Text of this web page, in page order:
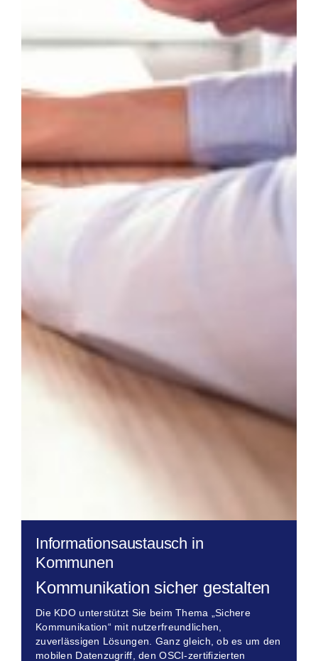
Informationsaustausch in
Kommunen
Kommunikation sicher gestalten
Die KDO unterstützt Sie beim Thema „Sichere
Kommunikation“ mit nutzerfreundlichen,
zuverlässigen Lösungen. Ganz gleich, ob es um den
mobilen Datenzugriff, den OSCI-zertifizierten